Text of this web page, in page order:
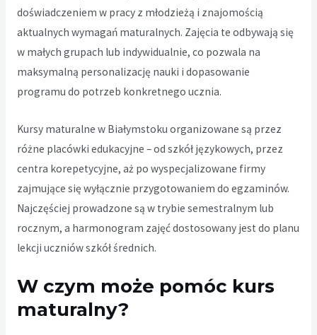
doświadczeniem w pracy z młodzieżą i znajomością
aktualnych wymagań maturalnych. Zajęcia te odbywają się
w małych grupach lub indywidualnie, co pozwala na
maksymalną personalizację nauki i dopasowanie
programu do potrzeb konkretnego ucznia.
Kursy maturalne w Białymstoku organizowane są przez
różne placówki edukacyjne – od szkół językowych, przez
centra korepetycyjne, aż po wyspecjalizowane firmy
zajmujące się wyłącznie przygotowaniem do egzaminów.
Najczęściej prowadzone są w trybie semestralnym lub
rocznym, a harmonogram zajęć dostosowany jest do planu
lekcji uczniów szkół średnich.
W czym może pomóc kurs
maturalny?